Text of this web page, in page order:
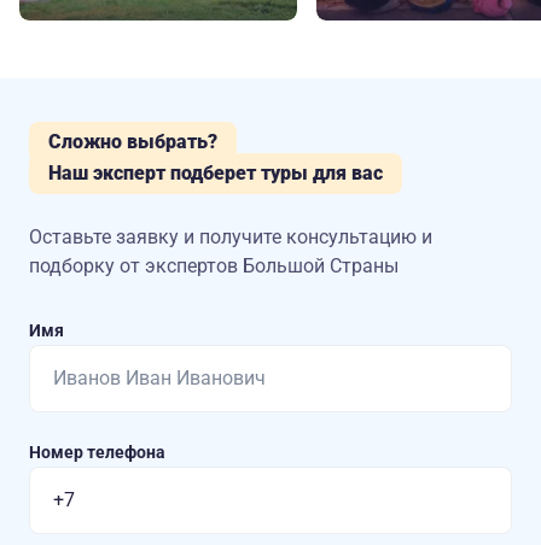
Сложно выбрать?
Наш эксперт подберет туры для вас
Оставьте заявку и получите консультацию и
подборку от экспертов Большой Страны
Имя
Номер телефона